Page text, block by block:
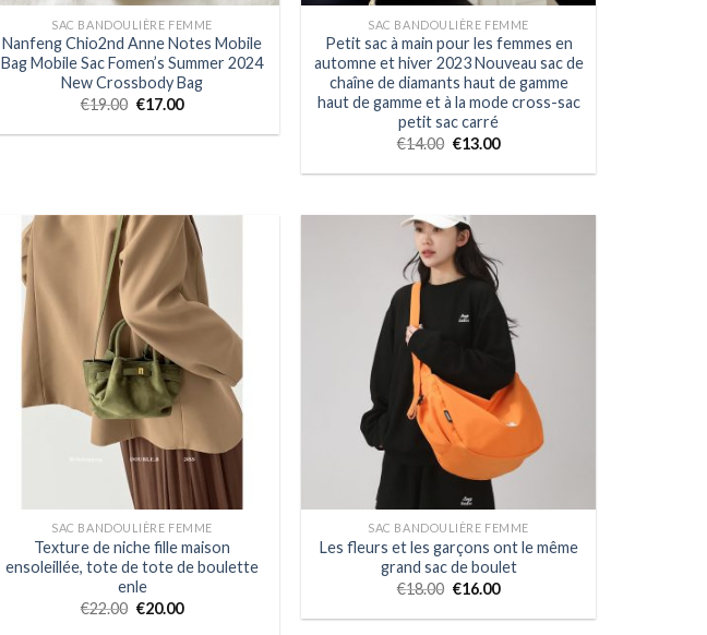
SAC BANDOULIÈRE FEMME
Nanfeng Chio2nd Anne Notes Mobile
Bag Mobile Sac Fomen’s Summer 2024
New Crossbody Bag
€19.00 €17.00
SAC BANDOULIÈRE FEMME
Petit sac à main pour les femmes en
automne et hiver 2023 Nouveau sac de
chaîne de diamants haut de gamme
haut de gamme et à la mode cross-sac
petit sac carré
€14.00 €13.00
SAC BANDOULIÈRE FEMME
Texture de niche fille maison
ensoleillée, tote de tote de boulette
enle
€22.00 €20.00
SAC BANDOULIÈRE FEMME
Les fleurs et les garçons ont le même
grand sac de boulet
€18.00 €16.00